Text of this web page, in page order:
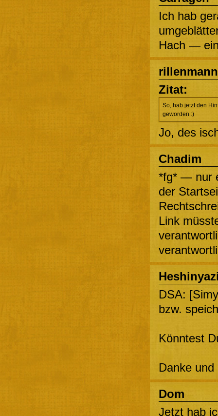
Ich hab
Hach —
Zitat:
So, hab jetzt den
geworden :)
Jo, des
Chadim
*fg* — nur
der
Link
DSA:
bzw.
Könntest
Danke
Dom
Jetzt hab